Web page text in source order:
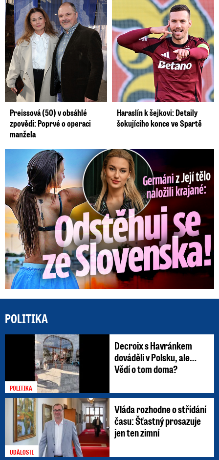
Preissová (50) v obsáhlé
zpovědi: Poprvé o operaci
manžela
Haraslín k šejkovi: Detaily
šokujícího konce ve Spartě
Germáni z Jejího těla: Odstěhuj se, vzkázali jí krajané
POLITIKA
POLITIKA
Decroix s Havránkem
dováděli v Polsku, ale…
Vědí o tom doma?
UDÁLOSTI
Vláda rozhodne o střídání
času: Šťastný prosazuje
jen ten zimní